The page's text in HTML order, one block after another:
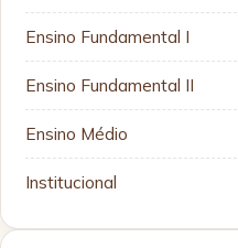
Ensino Fundamental I
Ensino Fundamental II
Ensino Médio
Institucional